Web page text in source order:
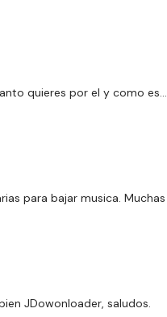
quieres por el y como es…
para bajar musica. Muchas
JDowonloader, saludos.